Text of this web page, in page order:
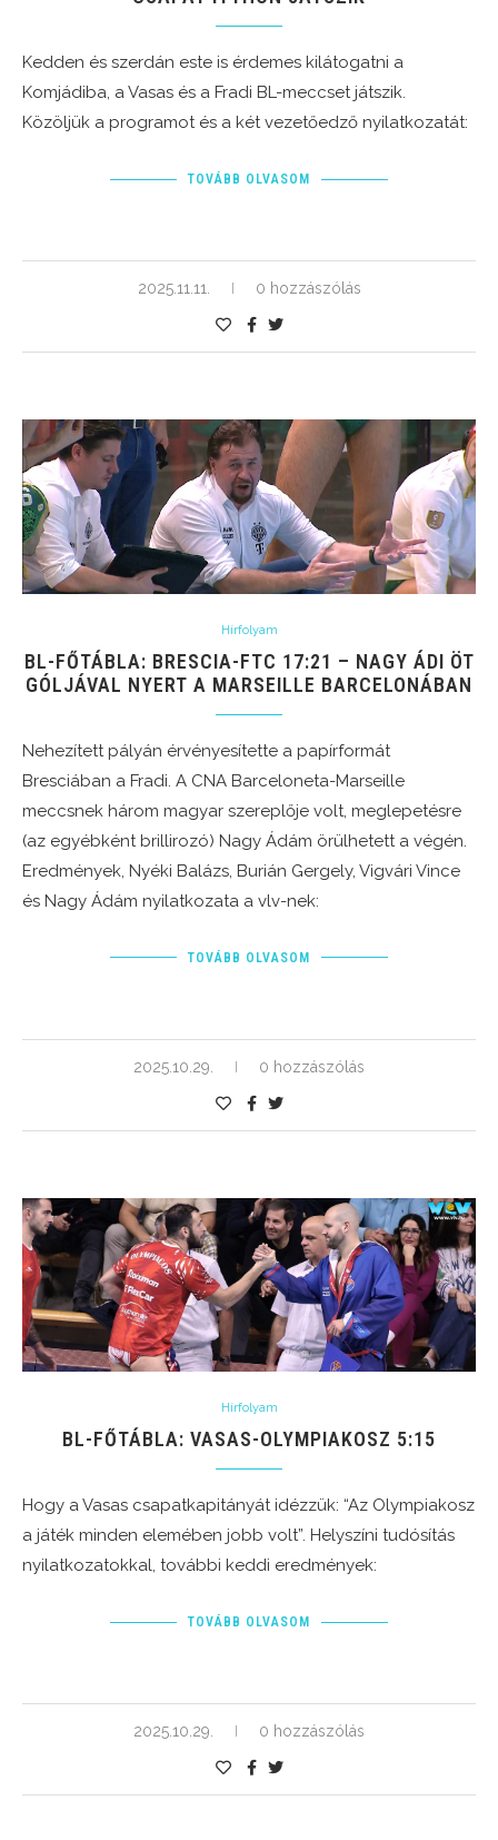
Kedden és szerdán este is érdemes kilátogatni a
Komjádiba, a Vasas és a Fradi BL-meccset játszik.
Közöljük a programot és a két vezetőedző nyilatkozatát:
TOVÁBB OLVASOM
2025.11.11. 0 hozzászólás
Hírfolyam
BL-FŐTÁBLA: BRESCIA-FTC 17:21 – NAGY ÁDI ÖT
GÓLJÁVAL NYERT A MARSEILLE BARCELONÁBAN
Nehezített pályán érvényesítette a papírformát
Bresciában a Fradi. A CNA Barceloneta-Marseille
meccsnek három magyar szereplője volt, meglepetésre
(az egyébként brillirozó) Nagy Ádám örülhetett a végén.
Eredmények, Nyéki Balázs, Burián Gergely, Vigvári Vince
és Nagy Ádám nyilatkozata a vlv-nek:
TOVÁBB OLVASOM
2025.10.29. 0 hozzászólás
Hírfolyam
BL-FŐTÁBLA: VASAS-OLYMPIAKOSZ 5:15
Hogy a Vasas csapatkapitányát idézzük: “Az Olympiakosz
a játék minden elemében jobb volt”. Helyszíni tudósítás
nyilatkozatokkal, további keddi eredmények:
TOVÁBB OLVASOM
2025.10.29. 0 hozzászólás